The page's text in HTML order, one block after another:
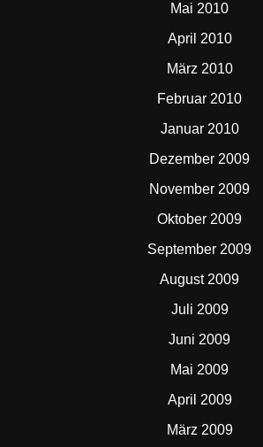
Mai 2010
April 2010
März 2010
Februar 2010
Januar 2010
Dezember 2009
November 2009
Oktober 2009
September 2009
August 2009
Juli 2009
Juni 2009
Mai 2009
April 2009
März 2009